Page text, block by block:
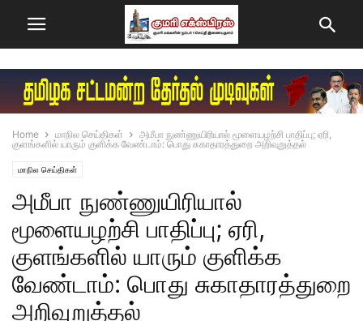
Home மாநில செய்திகள்
அமீபா நுண்ணுயிரியால் மூளையழற்சி பாதிப்பு; ஏரி,
குளங்களில் யாரும் குளிக்க வேண்டாம்: பொது சுகாதாரத்துறை அறிவுறுத்தல்
மாநில செய்திகள்
அமீபா நுண்ணுயிரியால்
மூளையழற்சி பாதிப்பு; ஏரி,
குளங்களில் யாரும் குளிக்க
வேண்டாம்: பொது சுகாதாரத்துறை
அறிவுறுத்தல்